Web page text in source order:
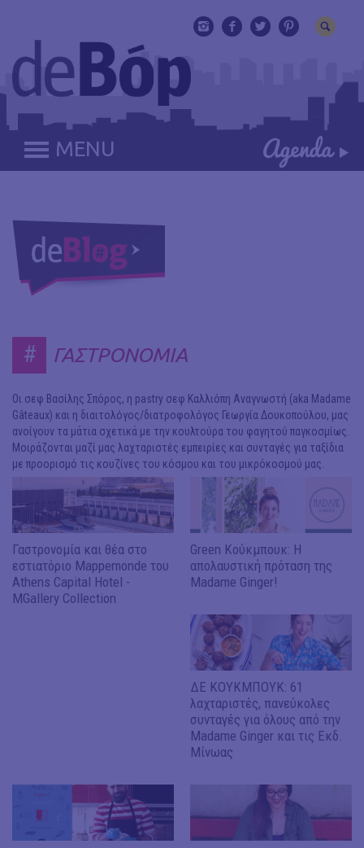
MENU
# ΓΑΣΤΡΟΝΟΜΙΑ
Οι σεφ Βασίλης Σπόρος, η pastry σεφ Καλλιόπη Αναγνωστή (aka Madame
Gâteaux) και η διαιτολόγος/διατροφολόγος Γεωργία Δουκοπούλου, μας
ανοίγουν τα μάτια σχετικά με την κουλτούρα του φαγητού παγκοσμίως.
Μοιράζονται μαζί μας λαχταριστές εμπειρίες και συνταγές για ταξίδια
με προορισμό τις κουζίνες του κόσμου και του μικρόκοσμού μας.
Γαστρονομία και θέα στο
εστιατόριο Mappemonde του
Athens Capital Hotel -
MGallery Collection
Green Κούκμπουκ: Η
απολαυστική πρόταση της
Madame Ginger!
ΔΕ ΚΟΥΚΜΠΟΥΚ: 61
λαχταριστές, πανεύκολες
συνταγές για όλους από την
Madame Ginger και τις Εκδ.
Μίνωας